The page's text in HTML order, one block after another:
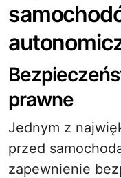
prawne
Jednym z
przed
zapewnienie